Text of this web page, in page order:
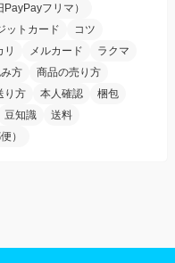
フリマ）
ットカード
コツ
リ メルカード
ラクマ
方
商品の売り方
り方 本人確認
梱包
豆知識
送料
）